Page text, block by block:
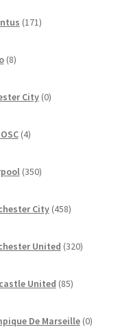
171izdelkov
8izdelkov
City 0izdelkov
4izdelki
350izdelkov
City 458izdelkov
United 320izdelkov
United 85izdelkov
De Marseille 0